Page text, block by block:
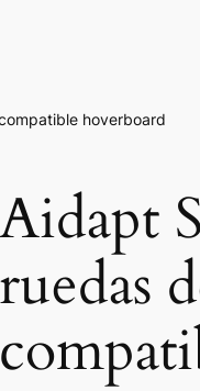
hoverboard
Aidapt
ruedas